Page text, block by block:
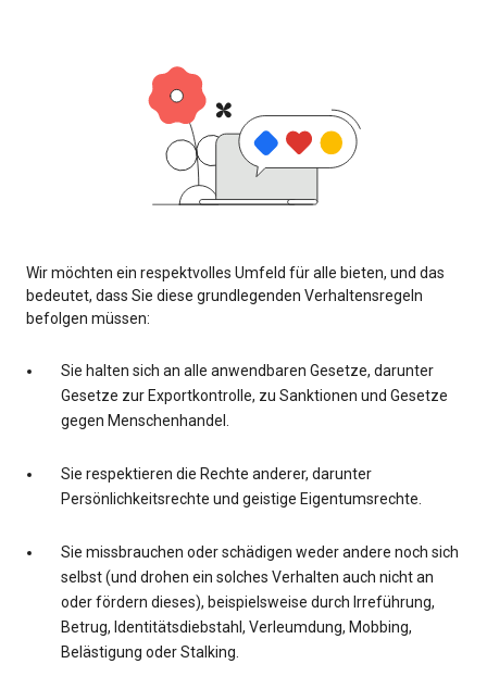
Wir möchten ein respektvolles Umfeld für alle bieten, und das
bedeutet, dass Sie diese grundlegenden Verhaltensregeln
befolgen müssen:
Sie halten sich an alle anwendbaren Gesetze, darunter
Gesetze zur Exportkontrolle, zu Sanktionen und Gesetze
gegen Menschenhandel.
Sie respektieren die Rechte anderer, darunter
Persönlichkeitsrechte und geistige Eigentumsrechte.
Sie missbrauchen oder schädigen weder andere noch sich
selbst (und drohen ein solches Verhalten auch nicht an
oder fördern dieses), beispielsweise durch Irreführung,
Betrug, Identitätsdiebstahl, Verleumdung, Mobbing,
Belästigung oder Stalking.